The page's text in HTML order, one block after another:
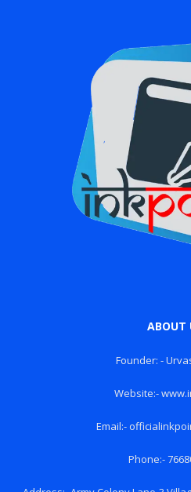
ABOUT
Founder: -
Website:-
Email:-
Phone:-